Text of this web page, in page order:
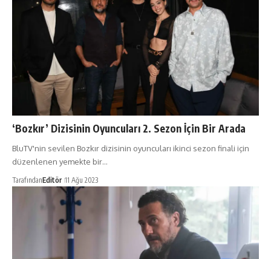
‘Bozkır’ Dizisinin Oyuncuları 2. Sezon İçin Bir Arada
BluTV'nin sevilen Bozkır dizisinin oyuncuları ikinci sezon finali için
düzenlenen yemekte bir…
TarafındanEditör 11 Ağu 2023